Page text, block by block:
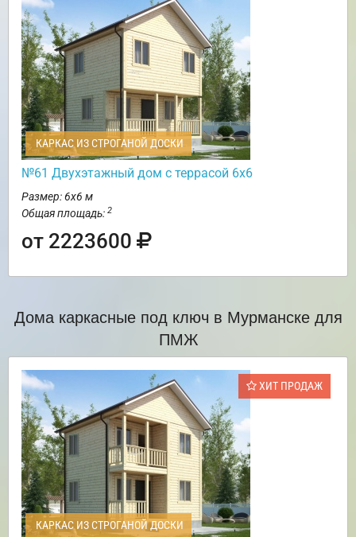
КАРКАС ИЗ СТРОГАНОЙ ДОСКИ
№61 Двухэтажный дом с террасой 6х6
Размер: 6х6 м
Общая площадь: 2
от 2223600
Дома каркасные под ключ в Мурманске для
ПМЖ
ХИТ ПРОДАЖ
КАРКАС ИЗ СТРОГАНОЙ ДОСКИ